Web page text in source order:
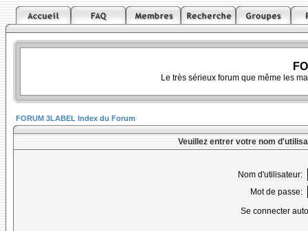
Le très sérieux forum que même les
FORUM 3LABEL Index du Forum
Veuillez entrer votre nom
Nom d'utilisateur:
Mot de passe:
Se connecter